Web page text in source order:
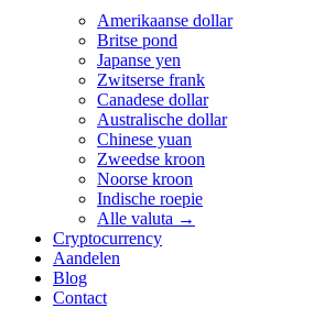
Amerikaanse dollar
Britse pond
Japanse yen
Zwitserse frank
Canadese dollar
Australische dollar
Chinese yuan
Zweedse kroon
Noorse kroon
Indische roepie
Alle valuta →
Cryptocurrency
Aandelen
Blog
Contact